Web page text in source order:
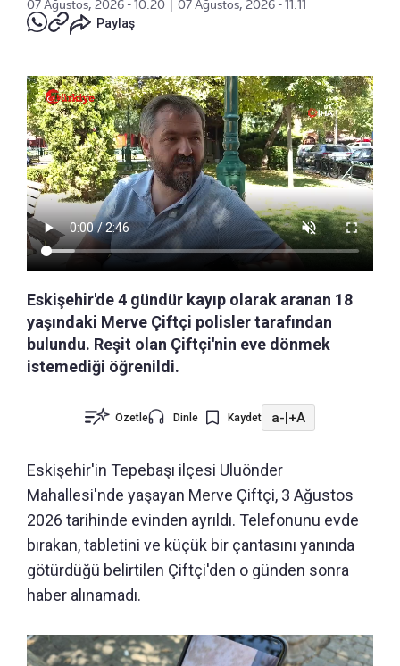
07 Ağustos, 2026 - 10:20
07 Ağustos, 2026 - 11:11
Paylaş
Eskişehir'de 4 gündür kayıp olarak aranan 18
yaşındaki Merve Çiftçi polisler tarafından
bulundu. Reşit olan Çiftçi'nin eve dönmek
istemediği öğrenildi.
Özetle Dinle Kaydet a-|+A
Eskişehir'in Tepebaşı ilçesi Uluönder
Mahallesi'nde yaşayan Merve Çiftçi, 3 Ağustos
2026 tarihinde evinden ayrıldı. Telefonunu evde
bırakan, tabletini ve küçük bir çantasını yanında
götürdüğü belirtilen Çiftçi'den o günden sonra
haber alınamadı.